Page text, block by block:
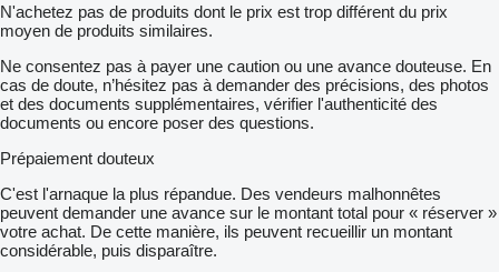
N'achetez pas de produits dont le prix est trop différent du prix
moyen de produits similaires.
Ne consentez pas à payer une caution ou une avance douteuse. En
cas de doute, n’hésitez pas à demander des précisions, des photos
et des documents supplémentaires, vérifier l'authenticité des
documents ou encore poser des questions.
Prépaiement douteux
C'est l'arnaque la plus répandue. Des vendeurs malhonnêtes
peuvent demander une avance sur le montant total pour « réserver »
votre achat. De cette manière, ils peuvent recueillir un montant
considérable, puis disparaître.